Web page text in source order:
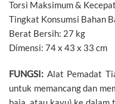
Torsi Maksimum &
Tingkat Konsumsi Bahan
Berat Bersih: 27 kg
Dimensi: 74 x 43 x 33 cm
FUNGSI: Alat Pemadat
untuk memancang dan